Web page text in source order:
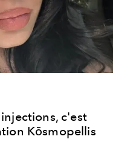
c'est
Kōsmopellis